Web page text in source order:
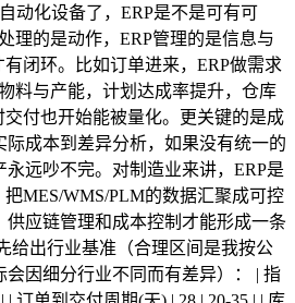
动化设备了，ERP是不是可有可
的是动作，ERP管理的是信息与
闭环。比如订单进来，ERP做需求
料与产能，计划达成率提升，仓库
交付也开始能被量化。更关键的是成
成本到差异分析，如果没有统一的
远吵不完。对制造业来讲，ERP是
把MES/WMS/PLM的数据汇聚成可控
供应链管理和成本控制才能形成一条
给出行业基准（合理区间是我按公
因细分行业不同而有差异）： | 指